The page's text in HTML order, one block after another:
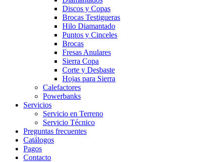
Discos y Copas
Brocas Testigueras
Hilo Diamantado
Puntos y Cinceles
Brocas
Fresas Anulares
Sierra Copa
Corte y Desbaste
Hojas para Sierra
Calefactores
Powerbanks
Servicios
Servicio en Terreno
Servicio Técnico
Preguntas frecuentes
Catálogos
Pagos
Contacto